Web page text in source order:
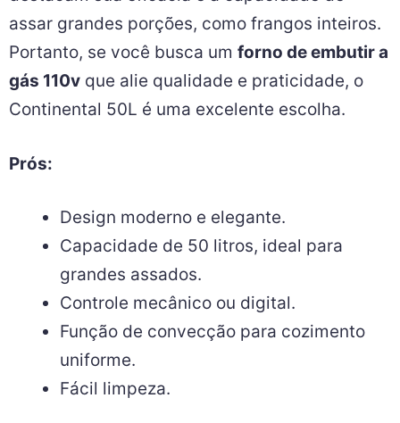
assar grandes porções, como frangos inteiros.
Portanto, se você busca um forno de embutir a
gás 110v que alie qualidade e praticidade, o
Continental 50L é uma excelente escolha.
Prós:
Design moderno e elegante.
Capacidade de 50 litros, ideal para
grandes assados.
Controle mecânico ou digital.
Função de convecção para cozimento
uniforme.
Fácil limpeza.